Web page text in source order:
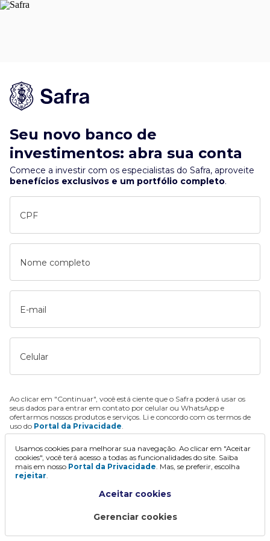
Seu novo banco de
investimentos: abra sua conta
Comece a investir com os especialistas do Safra, aproveite
benefícios exclusivos e um portfólio completo.
CPF
Nome completo
E-mail
Celular
Ao clicar em "Continuar", você está ciente que o Safra poderá usar os
seus dados para entrar em contato por celular ou WhatsApp e
ofertarmos nossos produtos e serviços. Li e concordo com os termos de
uso do Portal da Privacidade.
Continuar
Usamos cookies para melhorar sua navegação. Ao clicar em "Aceitar
cookies", você terá acesso a todas as funcionalidades do site. Saiba
mais em nosso Portal da Privacidade. Mas, se preferir, escolha
rejeitar.
Aceitar cookies
Gerenciar cookies